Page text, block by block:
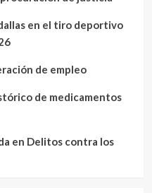
en el tiro deportivo
de empleo
de medicamentos
en Delitos contra los